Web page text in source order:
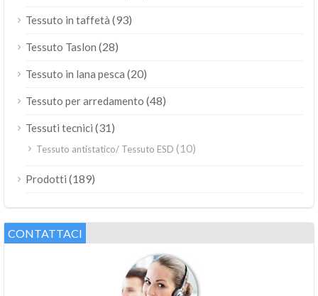
Tessuto in taffetà (93)
Tessuto Taslon (28)
Tessuto in lana pesca (20)
Tessuto per arredamento (48)
Tessuti tecnici (31)
Tessuto antistatico/ Tessuto ESD (10)
Prodotti (189)
CONTATTACI